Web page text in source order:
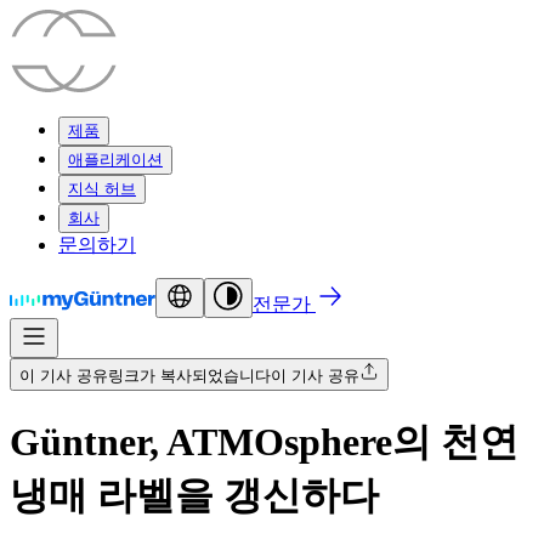
제품
애플리케이션
지식 허브
회사
문의하기
전문가
이 기사 공유링크가 복사되었습니다이 기사 공유
Güntner, ATMOsphere의 천연
냉매 라벨을 갱신하다